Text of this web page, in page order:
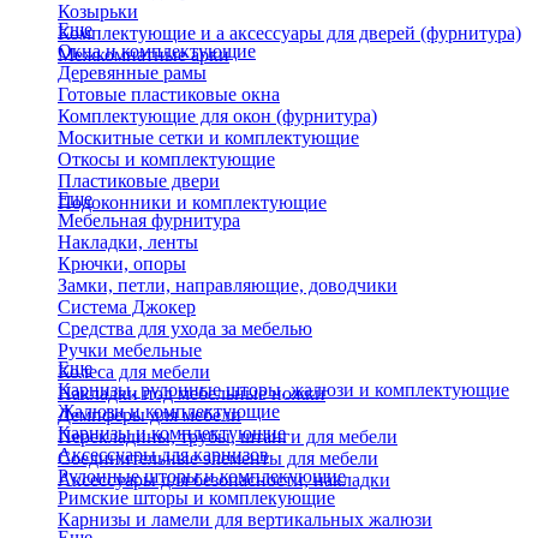
Козырьки
Комплектующие и а аксессуары для дверей (фурнитура)
Межкомнатные арки
Еще
Окна и комплектующие
Деревянные рамы
Готовые пластиковые окна
Комплектующие для окон (фурнитура)
Москитные сетки и комплектующие
Откосы и комплектующие
Пластиковые двери
Подоконники и комплектующие
Еще
Мебельная фурнитура
Накладки, ленты
Крючки, опоры
Замки, петли, направляющие, доводчики
Система Джокер
Средства для ухода за мебелью
Ручки мебельные
Колеса для мебели
Накладки под мебельные ножки
Демпферы для мебели
Перекладины, трубы, штанги для мебели
Соединительные элементы для мебели
Аксессуары для безопасности, накладки
Еще
Карнизы, рулонные шторы, жалюзи и комплектующие
Жалюзи и комплектующие
Карнизы и комплектующие
Аксессуары для карнизов
Рулонные шторы и комплекующие
Римские шторы и комплекующие
Карнизы и ламели для вертикальных жалюзи